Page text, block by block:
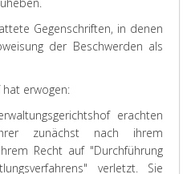
Gegenschriften, in denen
der Beschwerden als
erwogen:
erachten
zunächst nach ihrem
Recht auf "Durchführung
verletzt. Sie